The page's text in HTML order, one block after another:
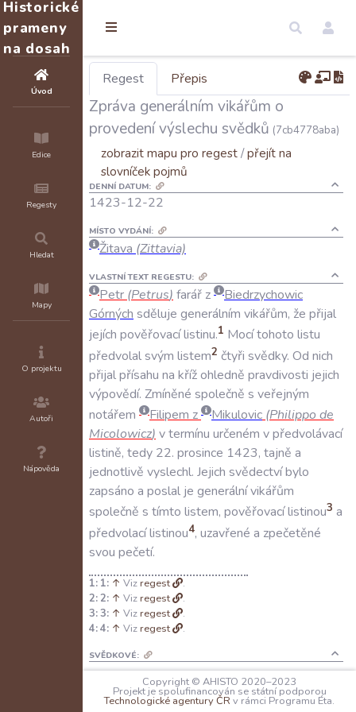
Historické
prameny
na dosah
Úvod
Edice
Regesty
Hledat
Mapy
O projektu
Autoři
Nápověda
Regest Přepis
Zpráva generálním vikářům o
provedení výslechu svědků (7cb4778aba)
zobrazit mapu pro regest/přejít na
slovníček pojmů
DENNÍ DATUM:
1423-12-22
MÍSTO VYDÁNÍ:
Žitava (Zittavia)
VLASTNÍ TEXT REGESTU:
Petr (Petrus) farář z
Biedrzychowic
Górných sděluje generálním vikářům, že přijal
jejích pověřovacílistinu.1 Mocítohoto listu
předvolalsvým listem2 čtyři svědky. Od nich
přijalpřísahu na křížohledně pravdivosti jejich
výpovědí. Zmíněné společně s veřejným
notářem
Filipem z Mikulovic (Philippo de
Micolowicz) vtermínu určeném vpředvolávací
listině, tedy 22. prosince 1423, tajně a
jednotlivě vyslechl. Jejich svědectvíbylo
zapsáno a poslal je generálnívikářům
společně s tímto listem, pověřovacílistinou3 a
předvolacílistinou4, uzavřené a zpečetěné
svou pečetí.
1: ↑ Viz regest
.
2: ↑ Viz regest
.
3: ↑ Viz regest
.
4: ↑ Viz regest .
SVĚDKOVÉ:
N/A
PEČETI:
Copyright © AHISTO 2020–2023
Projekt je spolufinancován se státní podporou
Technologické agentury ČR v rámci Programu Éta.